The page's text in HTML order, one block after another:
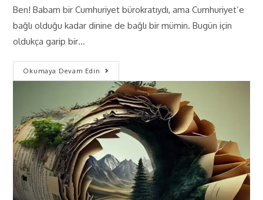
Ben! Babam bir Cumhuriyet bürokratıydı, ama Cumhuriyet’e
bağlı olduğu kadar dinine de bağlı bir mümin. Bugün için
oldukça garip bir…
Okumaya Devam Edin